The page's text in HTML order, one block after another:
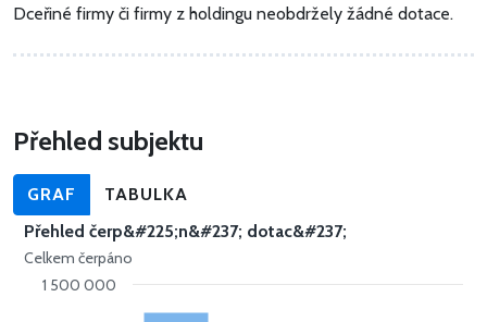
Dceřiné firmy či firmy z holdingu neobdržely žádné dotace.
Přehled subjektu
GRAF TABULKA
Celkem čerpáno
Přehled čerp&#225;n&#237; dotac&#237;
1 500 000